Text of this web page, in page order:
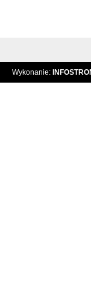
Wykonanie: